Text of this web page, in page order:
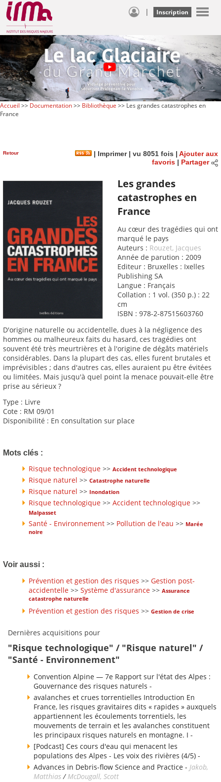
| Inscription
Accueil >> Documentation>> Bibliothèque >> Les grandes catastrophes en
France
Retour | Imprimer| vu 8051 fois | Ajouter aux
favoris| Partager
Les grandes
catastrophes en
France
Au cœur des tragédies qui ont
marqué le pays
Auteurs : Rouzet, Jacques
Année de parution : 2009
Editeur : Bruxelles : Ixelles
Publishing SA
Langue : Français
Collation : 1 vol. (350 p.) : 22
cm
ISBN : 978-2-87515603760
D'origine naturelle ou accidentelle, dues à la négligence des
hommes ou malheureux faits du hasard, ces tragédies ont
souvent été très meurtrières et à l'origine de dégâts matériels
considérables. Dans la plupart des cas, elles furent brutales et
imprévisibles ; dans d'autres cas, elles auraient pu être évitées
ou limitées. Mais jusqu'à quel point la menace pouvait-elle être
prise au sérieux ?
Type : Livre
Cote : RM 09/01
Disponibilité : En consultation sur place
Mots clés :
Risque technologique >> Accident technologique
Risque naturel >> Catastrophe naturelle
Risque naturel >> Inondation
Risque technologique >> Accident technologique >>
Malpasset
Santé - Environnement >> Pollution de l'eau >> Marée
noire
Voir aussi :
Prévention et gestion des risques >> Gestion post-
accidentelle >> Système d'assurance >> Assurance
catastrophe naturelle
Prévention et gestion des risques >> Gestion de crise
Dernières acquisitions pour
"Risque technologique" / "Risque naturel" /
"Santé - Environnement"
Convention Alpine — 7e Rapport sur l'état des Alpes :
Gouvernance des risques naturels -
avalanches et crues torrentielles Introduction En
France, les risques gravitaires dits « rapides » auxquels
appartiennent les écoulements torrentiels, les
mouvements de terrain et les avalanches constituent
les principaux risques naturels en montagne. I -
[Podcast] Ces cours d'eau qui menacent les
populations des Alpes - Les voix des rivières (4/5) -
Advances in Debris-flow Science and Practice - Jakob,
Matthias/McDougall, Scott